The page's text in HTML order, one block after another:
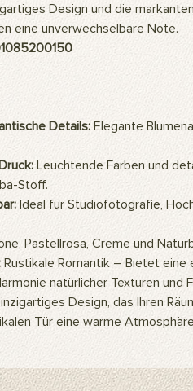
Design und die
eine unverwechselbare Note.
Details: Elegante
Leuchtende Farben und
Stoff.
Ideal für Studiofotografie,
Pastellrosa, Creme und
Rustikale Romantik – Bietet eine
natürlicher Texturen und
Design, das Ihren
Tür eine warme